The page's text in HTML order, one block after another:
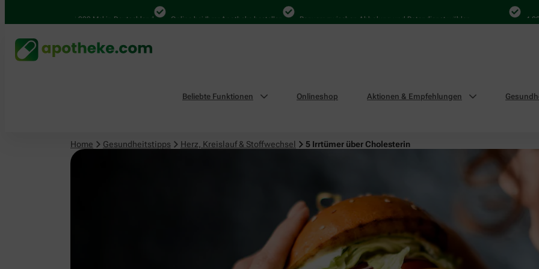
4.000 Mal in Deutschland Online bei Ihrer Apotheke bestellen Bequem zwischen Abholung und Botendienst wählen 4.000 Mal
Beliebte Funktionen Onlineshop Aktionen & Empfehlungen
Home Gesundheitstipps Herz, Kreislauf & Stoffwechsel 5 Irrtümer über Cholesterin
Herz, Kreislauf & Stoffwechsel